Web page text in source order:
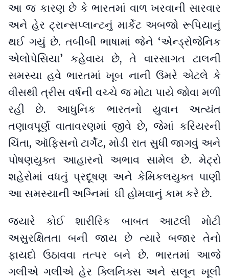
આ જ કારણ છે કે ભારતમાં વાળ ખરવાની સારવાર
અને હેર ટ્રાન્સપ્લાન્ટનું માર્કેટ અબજો રૂપિયાનું
થઈ ગયું છે. તબીબી ભાષામાં જેને ‘એન્ડ્રોજેનિક
એલોપેસિયા’ કહેવાય છે, તે વારસાગત ટાલની
સમસ્યા હવે ભારતમાં ખૂબ નાની ઉંમરે એટલે કે
વીસથી ત્રીસ વર્ષની વચ્ચે જ મોટા પાયે જોવા મળી
રહી છે. આધુનિક ભારતનો યુવાન અત્યંત
તણાવપૂર્ણ વાતાવરણમાં જીવે છે, જેમાં કરિયરની
ચિંતા, ઑફિસનો ટાર્ગેટ, મોડી રાત સુધી જાગવું અને
પોષણયુક્ત આહારનો અભાવ સામેલ છે. મેટ્રો
શહેરોમાં વધતું પ્રદૂષણ અને કેમિકલયુક્ત પાણી
આ સમસ્યાની અગ્નિમાં ઘી હોમવાનું કામ કરે છે.
જ્યારે કોઈ શારીરિક બાબત આટલી મોટી
અસુરક્ષિતતા બની જાય છે ત્યારે બજાર તેનો
ફાયદો ઉઠાવવા તત્પર બને છે. ભારતમાં આજે
ગલીએ ગલીએ હેર ક્લિનિક્સ અને સલૂન ખૂલી